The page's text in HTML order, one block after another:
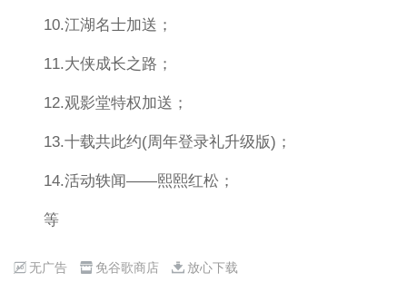
10.江湖名士加送；
11.大侠成长之路；
12.观影堂特权加送；
13.十载共此约(周年登录礼升级版)；
14.活动轶闻——熙熙红松；
等
无广告 免谷歌商店 放心下载